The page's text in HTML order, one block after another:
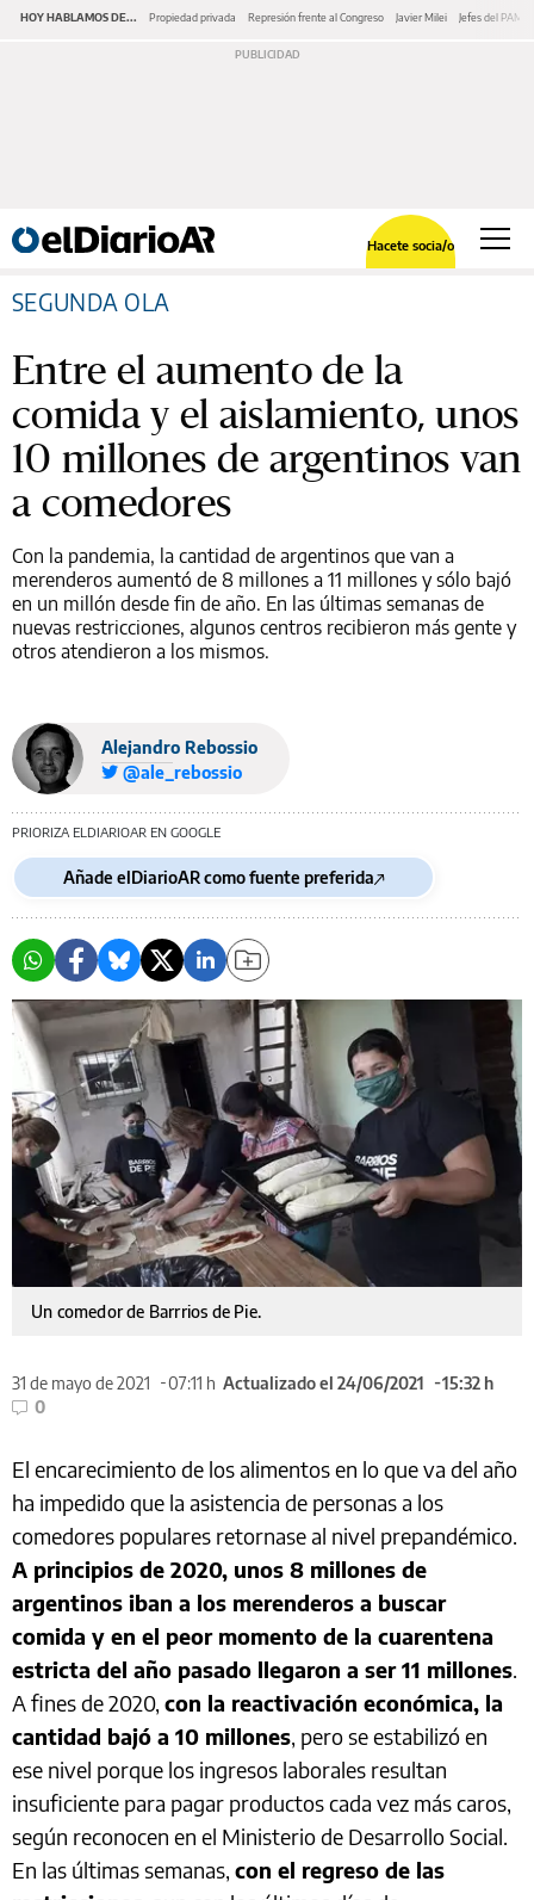
HOY HABLAMOS DE... Propiedad privada Represión frente al Congreso Javier Milei Jefes del PAMI
Hacete socia/o
SEGUNDA OLA
Entre el aumento de la
comida y el aislamiento, unos
10 millones de argentinos van
a comedores
Con la pandemia, la cantidad de argentinos que van a
merenderos aumentó de 8 millones a 11 millones y sólo bajó
en un millón desde fin de año. En las últimas semanas de
nuevas restricciones, algunos centros recibieron más gente y
otros atendieron a los mismos.
Alejandro Rebossio
@ale_rebossio
PRIORIZA ELDIARIOAR EN GOOGLE
Añade elDiarioAR como fuente preferida
Un comedor de Barrrios de Pie.
31 de mayo de 2021 07:11 h Actualizado el 24/06/2021
15:32 h
0
El encarecimiento de los alimentos en lo que va del año
ha impedido que la asistencia de personas a los
comedores populares retornase al nivel prepandémico.
A principios de 2020, unos 8 millones de
argentinos iban a los merenderos a buscar
comida y en el peor momento de la cuarentena
estricta del año pasado llegaron a ser 11 millones.
A fines de 2020, con la reactivación económica, la
cantidad bajó a 10 millones, pero se estabilizó en
ese nivel porque los ingresos laborales resultan
insuficiente para pagar productos cada vez más caros,
según reconocen en el Ministerio de Desarrollo Social.
En las últimas semanas, con el regreso de las